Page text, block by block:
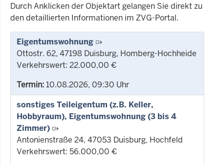
Durch Anklicken der Objektart gelangen Sie direkt zu
den detaillierten Informationen im ZVG-Portal.
Eigentumswohnung
Ottostr. 62, 47198 Duisburg, Homberg-Hochheide
Verkehrswert: 22.000,00 €
Termin:10.08.2026, 09:30 Uhr
sonstiges Teileigentum (z.B. Keller,
Hobbyraum), Eigentumswohnung (3 bis 4
Zimmer)
Antonienstraße 24, 47053 Duisburg, Hochfeld
Verkehrswert: 56.000,00 €